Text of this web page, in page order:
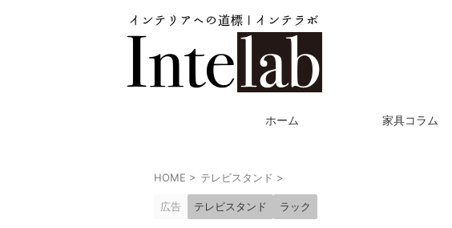
ホーム 家具コラム
HOME > テレビスタンド >
広告 テレビスタンド ラック